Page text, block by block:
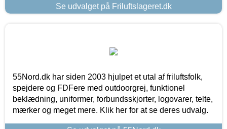
Se udvalget på Friluftslageret.dk
55Nord.dk har siden 2003 hjulpet et utal af friluftsfolk,
spejdere og FDFere med outdoorgrej, funktionel
beklædning, uniformer, forbundsskjorter, logovarer, telte,
mærker og meget mere. Klik her for at se deres udvalg.